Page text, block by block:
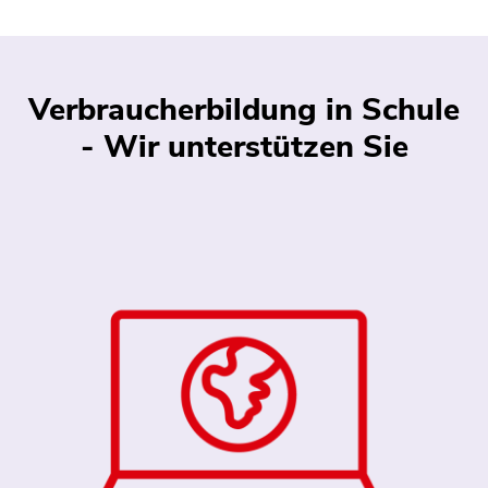
Verbraucherbildung in Schule
- Wir unterstützen Sie